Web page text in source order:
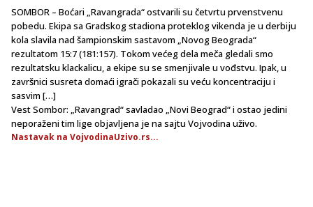
SOMBOR – Boćari „Ravangrada“ ostvarili su četvrtu prvenstvenu
pobedu. Ekipa sa Gradskog stadiona proteklog vikenda je u derbiju
kola slavila nad šampionskim sastavom „Novog Beograda“
rezultatom 15:7 (181:157). Tokom većeg dela meča gledali smo
rezultatsku klackalicu, a ekipe su se smenjivale u vođstvu. Ipak, u
završnici susreta domaći igrači pokazali su veću koncentraciju i
sasvim […]
Vest Sombor: „Ravangrad“ savladao „Novi Beograd“ i ostao jedini
neporaženi tim lige objavljena je na sajtu Vojvodina uživo.
Nastavak na VojvodinaUzivo.rs...